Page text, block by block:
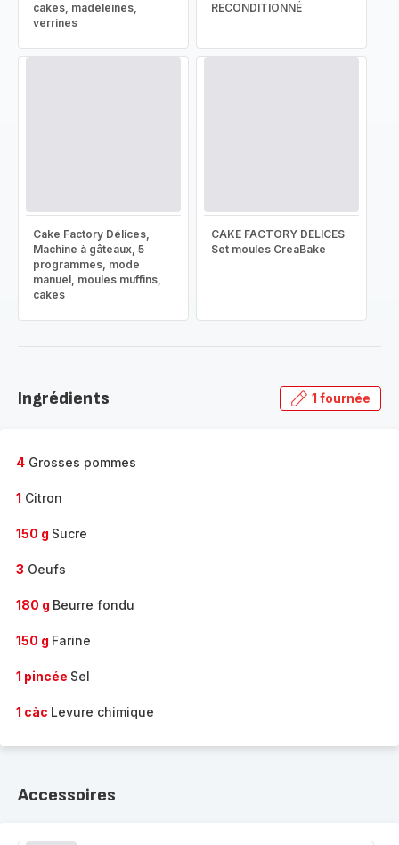
cakes, madeleines,
verrines
RECONDITIONNÉ
Cake Factory Délices,
Machine à gâteaux, 5
programmes, mode
manuel, moules muffins,
cakes
CAKE FACTORY DELICES
Set moules CreaBake
Ingrédients 1 fournée
4 Grosses pommes
1 Citron
150 g Sucre
3 Oeufs
180 g Beurre fondu
150 g Farine
1 pincée Sel
1 càc Levure chimique
Accessoires